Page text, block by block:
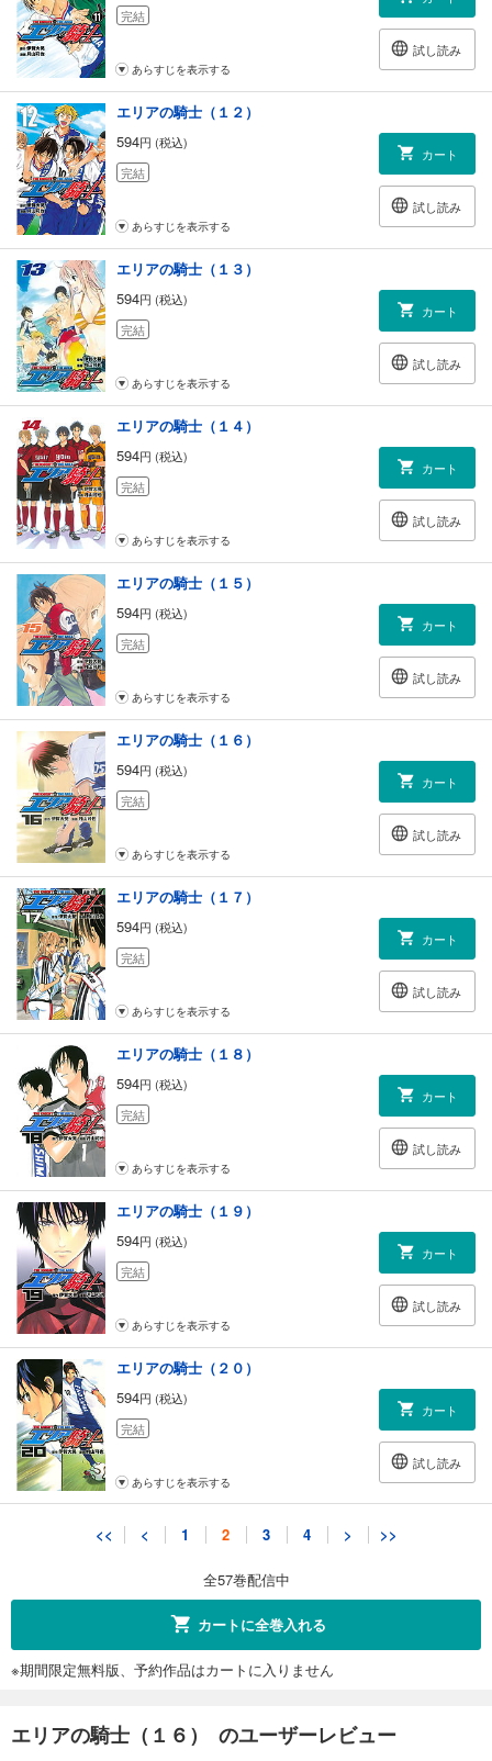
完結
試し読み
あらすじを表示する
エリアの騎士（１２）
594円 (税込)
完結
カート
試し読み
あらすじを表示する
エリアの騎士（１３）
594円 (税込)
完結
カート
試し読み
あらすじを表示する
エリアの騎士（１４）
594円 (税込)
完結
カート
試し読み
あらすじを表示する
エリアの騎士（１５）
594円 (税込)
完結
カート
試し読み
あらすじを表示する
エリアの騎士（１６）
594円 (税込)
完結
カート
試し読み
あらすじを表示する
エリアの騎士（１７）
594円 (税込)
完結
カート
試し読み
あらすじを表示する
エリアの騎士（１８）
594円 (税込)
完結
カート
試し読み
あらすじを表示する
エリアの騎士（１９）
594円 (税込)
完結
カート
試し読み
あらすじを表示する
エリアの騎士（２０）
594円 (税込)
完結
カート
試し読み
あらすじを表示する
エリアの騎士（２1）
エリアの騎士（２２）
完結
<< < 1 2 3 4 > >>
全57巻配信中
カートに全巻入れる
※期間限定無料版、予約作品はカートに入りません
エリアの騎士（１６） のユーザーレビュー